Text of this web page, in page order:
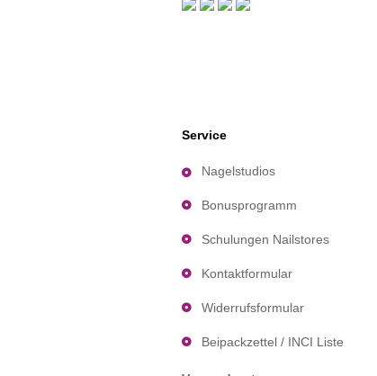
Service
Nagelstudios
Bonusprogramm
Schulungen Nailstores
Kontaktformular
Widerrufsformular
Beipackzettel / INCI Liste